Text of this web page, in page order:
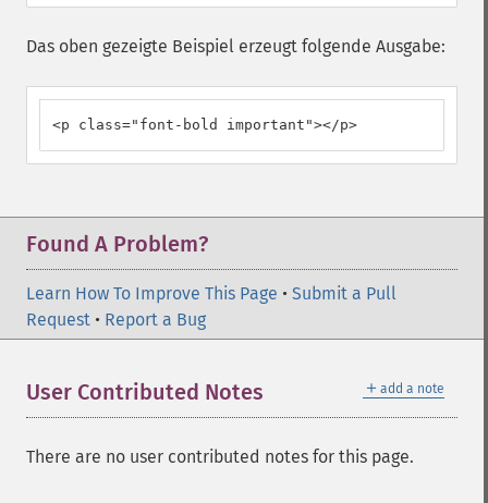
Das oben gezeigte Beispiel erzeugt folgende Ausgabe:
<p class="font-bold important"></p>
Found A Problem?
Learn How To Improve This Page • Submit a Pull
Request • Report a Bug
＋ add a note
User Contributed Notes
There are no user contributed notes for this page.